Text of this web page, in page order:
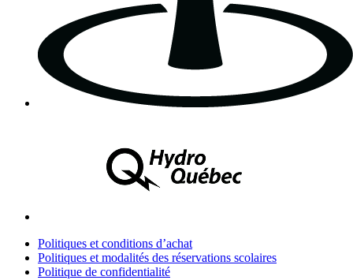
Politiques et conditions d’achat
Politiques et modalités des réservations scolaires
Politique de confidentialité